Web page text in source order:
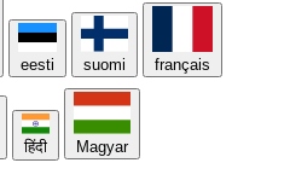
eesti suomi français
हिंदी Magyar